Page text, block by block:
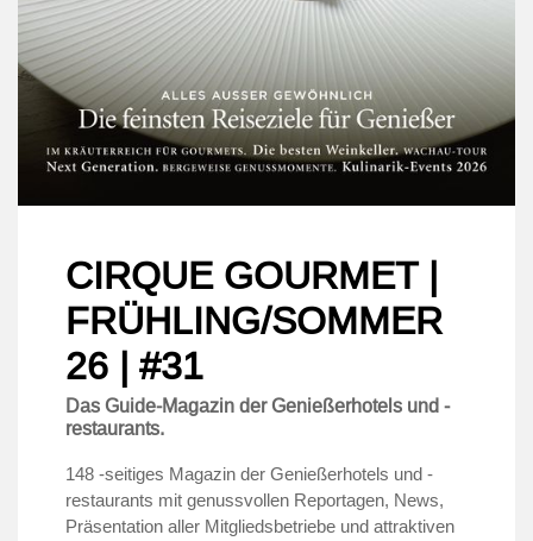
CIRQUE GOURMET |
FRÜHLING/SOMMER
26 | #31
Das Guide-Magazin der Genießerhotels und -
restaurants.
148 -seitiges Magazin der Genießerhotels und -
restaurants mit genussvollen Reportagen, News,
Präsentation aller Mitgliedsbetriebe und attraktiven